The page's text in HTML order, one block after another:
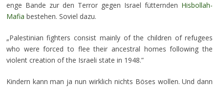
enge Bande zur den Terror gegen Israel fütternden Hisbollah-
Mafia bestehen. Soviel dazu.
„Palestinian fighters consist mainly of the children of refugees
who were forced to flee their ancestral homes following the
violent creation of the Israeli state in 1948.”
Kindern kann man ja nun wirklich nichts Böses wollen. Und dann